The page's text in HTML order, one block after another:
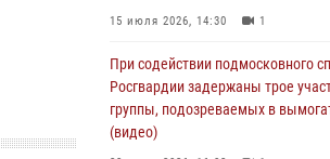
05 августа 2026, 15:48 1
Сотрудники спецподразделения
подмосковного главка Росгвардии
15 июля 2026, 14:30 1
При содействии подмосковного
Росгвардии задержаны трое
группы, подозреваемых в
(видео)